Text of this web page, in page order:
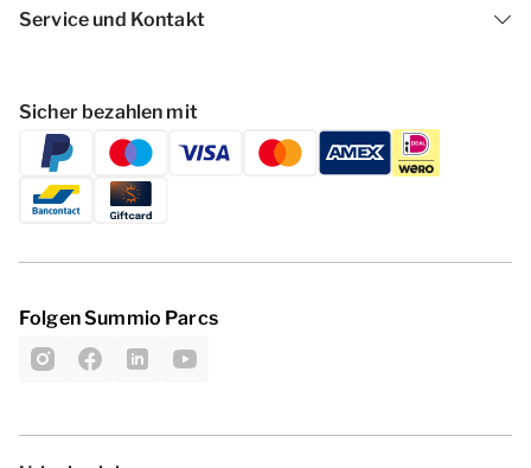
Service und Kontakt
Sicher bezahlen mit
Folgen Summio Parcs